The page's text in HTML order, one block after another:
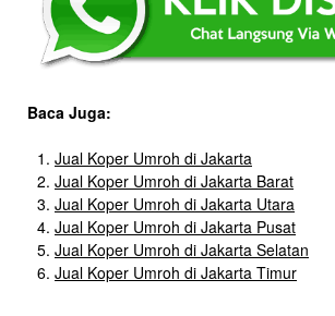
Baca Juga:
Jual Koper Umroh di Jakarta
Jual Koper Umroh di Jakarta Barat
Jual Koper Umroh di Jakarta Utara
Jual Koper Umroh di Jakarta Pusat
Jual Koper Umroh di Jakarta Selatan
Jual Koper Umroh di Jakarta Timur